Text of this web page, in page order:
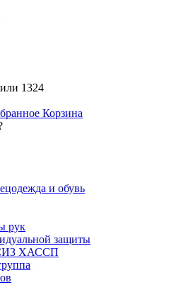
1324
Корзина
и обувь
рук
защиты
ХАССП